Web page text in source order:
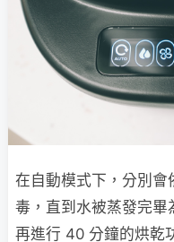
在自動模式下，分別會
毒，直到水被蒸發完畢
再進行 40 分鐘的烘乾